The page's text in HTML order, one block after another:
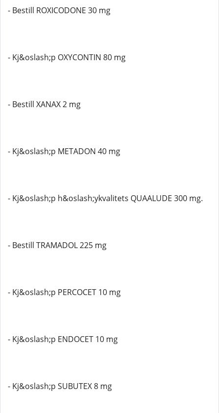
- Bestill ROXICODONE 30 mg
- Kj&oslash;p OXYCONTIN 80 mg
- Bestill XANAX 2 mg
- Kj&oslash;p METADON 40 mg
- Kj&oslash;p h&oslash;ykvalitets QUAALUDE 300 mg.
- Bestill TRAMADOL 225 mg
- Kj&oslash;p PERCOCET 10 mg
- Kj&oslash;p ENDOCET 10 mg
- Kj&oslash;p SUBUTEX 8 mg